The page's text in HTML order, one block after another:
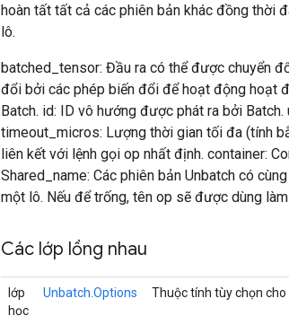
hoàn tất tất cả các phiên bản khác đồng thời
lô.
batched_tensor: Đầu ra có thể được chuyển
đổi bởi các phép biến đổi để hoạt động hoạt
Batch. id: ID vô hướng được phát ra bởi
timeout_micros: Lượng thời gian tối đa (tính
liên kết với lệnh gọi op nhất định. container:
Shared_name: Các phiên bản Unbatch có
một lô. Nếu để trống, tên op sẽ được dùng
Các lớp lồng nhau
lớp
học
Unbatch.Options Thuộc tính tùy chọn cho